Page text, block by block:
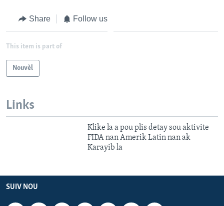
Share Follow us
This item is part of
Nouvèl
Links
Klike la a pou plis detay sou aktivite
FIDA nan Amerik Latin nan ak
Karayib la
SUIV NOU